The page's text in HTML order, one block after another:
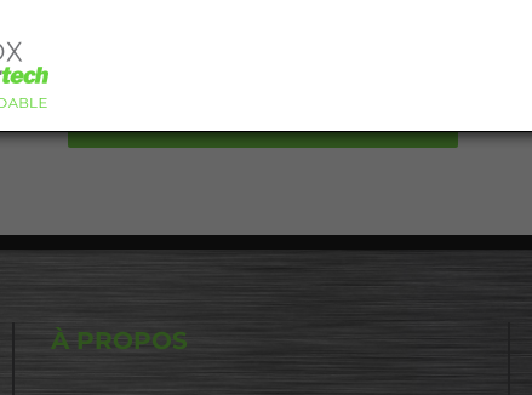
de Chronox-Lasertech Agilité Inoxydable!
À PROPOS